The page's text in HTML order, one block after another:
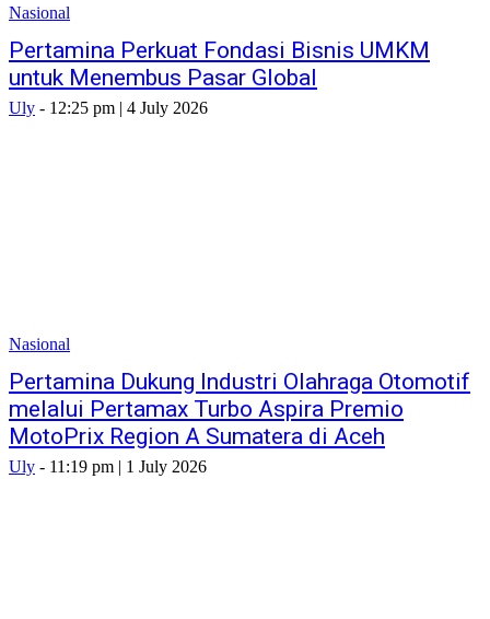
Nasional
Pertamina Perkuat Fondasi Bisnis UMKM
untuk Menembus Pasar Global
Uly - 12:25 pm | 4 July 2026
Nasional
Pertamina Dukung Industri Olahraga Otomotif
melalui Pertamax Turbo Aspira Premio
MotoPrix Region A Sumatera di Aceh
Uly - 11:19 pm | 1 July 2026